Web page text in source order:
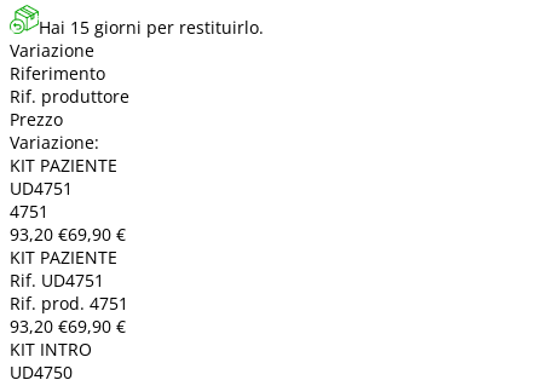
Hai 15 giorni per restituirlo.
Variazione
Riferimento
Rif. produttore
Prezzo
Variazione:
KIT PAZIENTE
UD4751
4751
93,20 €69,90 €
KIT PAZIENTE
Rif. UD4751
Rif. prod. 4751
93,20 €69,90 €
KIT INTRO
UD4750